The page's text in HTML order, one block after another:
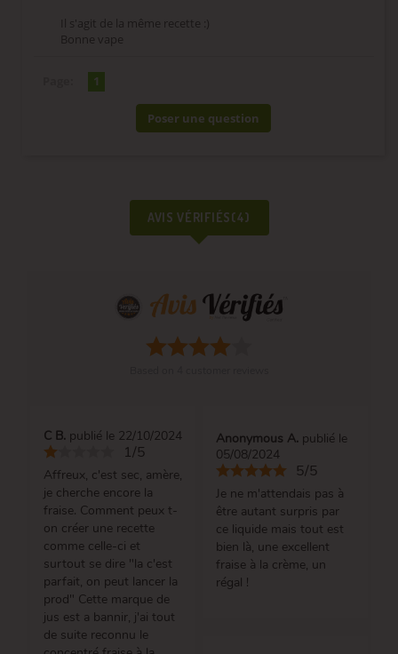
Il s'agit de la même recette :)
Bonne vape
1
Poser une question
AVIS VÉRIFIÉS(4)
C B. publié le 22/10/2024
1/5
Affreux, c'est sec, amère,
je cherche encore la
fraise. Comment peux t-
on créer une recette
comme celle-ci et
surtout se dire "la c'est
parfait, on peut lancer la
prod" Cette marque de
jus est a bannir, j'ai tout
de suite reconnu le
Anonymous A. publié le
05/08/2024
5/5
Je ne m'attendais pas à
être autant surpris par
ce liquide mais tout est
bien là, une excellent
fraise à la crème, un
régal !